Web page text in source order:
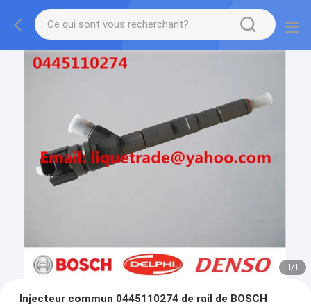
1/1
Injecteur commun 0445110274 de rail de BOSCH